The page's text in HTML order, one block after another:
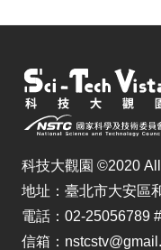
科技大觀園 ©2020
地址：臺北市大安區
電話：02-25056789
信箱：